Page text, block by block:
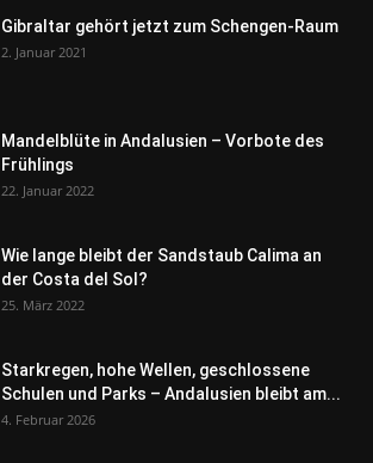
Gibraltar gehört jetzt zum Schengen-Raum
2. Januar 2021
Mandelblüte in Andalusien – Vorbote des
Frühlings
22. Januar 2022
Wie lange bleibt der Sandstaub Calima an
der Costa del Sol?
25. März 2022
Starkregen, hohe Wellen, geschlossene
Schulen und Parks – Andalusien bleibt am...
4. Februar 2026